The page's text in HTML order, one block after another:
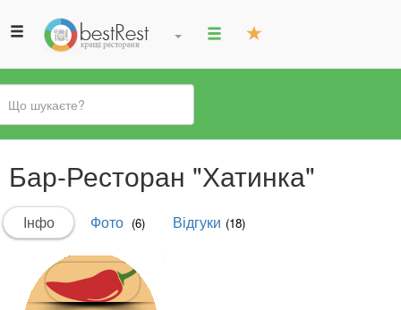
Ви
є
тут
Бар-Ресторан "Хатинка"
Первинні
вкладки
Інфо(активна
вкладка)
Фото (6) Відгуки (18)